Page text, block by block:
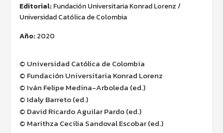
Editorial:Fundación Universitaria Konrad Lorenz /
Universidad Católica de Colombia
Año:2020
© Universidad Católica de Colombia
© Fundación Universitaria Konrad Lorenz
© Iván Felipe Medina-Arboleda (ed.)
© Idaly Barreto (ed.)
© David Ricardo Aguilar Pardo (ed.)
© Marithza Cecilia Sandoval Escobar (ed.)